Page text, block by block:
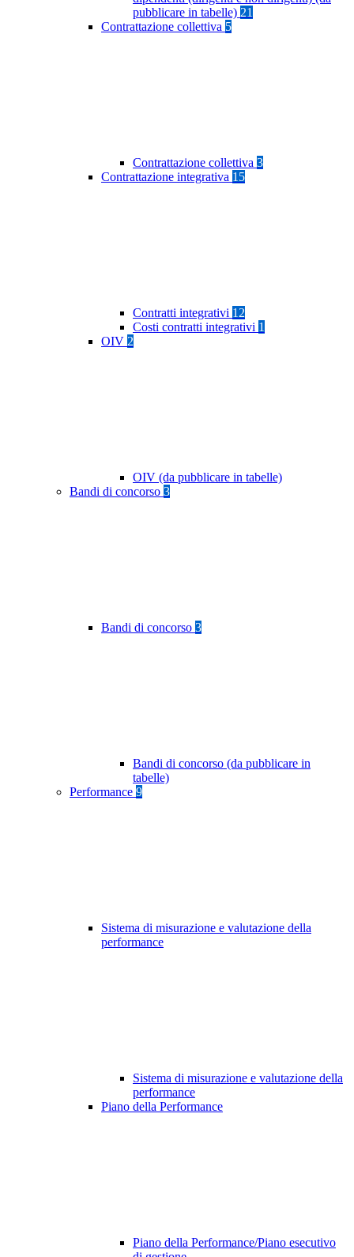
pubblicare in tabelle) 21
Contrattazione collettiva 5
Contrattazione collettiva 3
Contrattazione integrativa 15
Contratti integrativi 12
Costi contratti integrativi 1
OIV 2
OIV (da pubblicare in tabelle)
Bandi di concorso 3
Bandi di concorso 3
Bandi di concorso (da pubblicare in
tabelle)
Performance 9
Sistema di misurazione e valutazione della
performance
Sistema di misurazione e valutazione della
performance
Piano della Performance
Piano della Performance/Piano esecutivo